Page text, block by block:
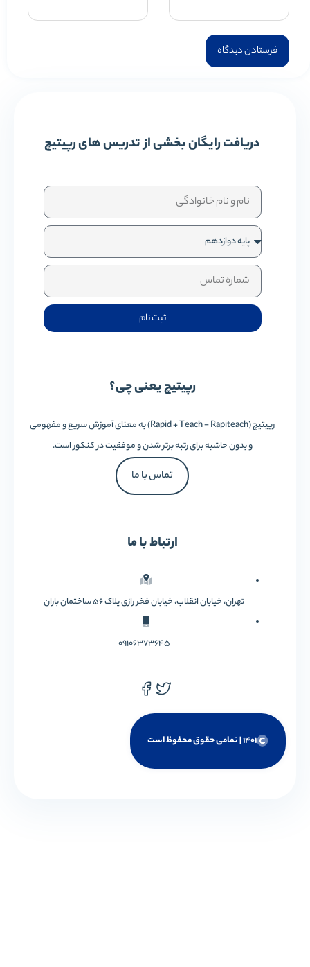
دریافت رایگان بخشی از تدریس های رپیتیچ
ثبت نام
رپیتیچ یعنی چی؟
رپیتیچ (Rapid + Teach = Rapiteach) به معنای آموزش سریع و مفهومی
و بدون حاشیه برای رتبه برتر شدن و موفقیت در کنکور است.
تماس با ما
ارتباط با ما
تهران، خیابان انقلاب، خیابان فخر رازی پلاک 56 ساختمان باران
1401 | تمامی حقوق محفوظ است